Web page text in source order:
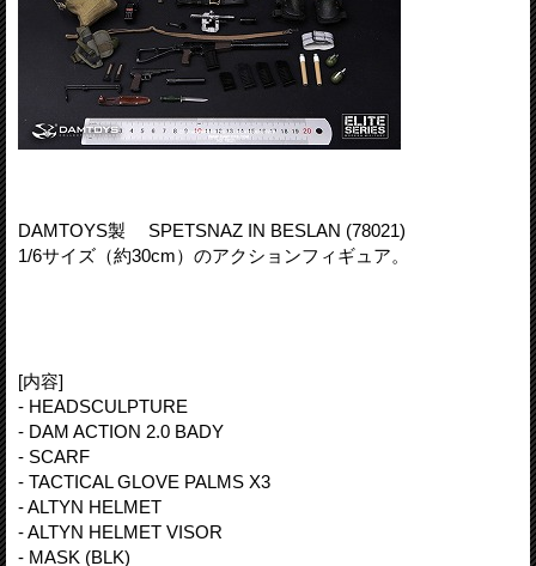
DAMTOYS製 SPETSNAZ IN BESLAN (78021)
1/6サイズ（約30cm）のアクションフィギュア。
[内容]
- HEADSCULPTURE
- DAM ACTION 2.0 BADY
- SCARF
- TACTICAL GLOVE PALMS X3
- ALTYN HELMET
- ALTYN HELMET VISOR
- MASK (BLK)